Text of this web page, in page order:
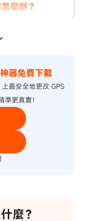
麼辦？
器免費下載
最安全地更改 GPS
更真實！
麼？